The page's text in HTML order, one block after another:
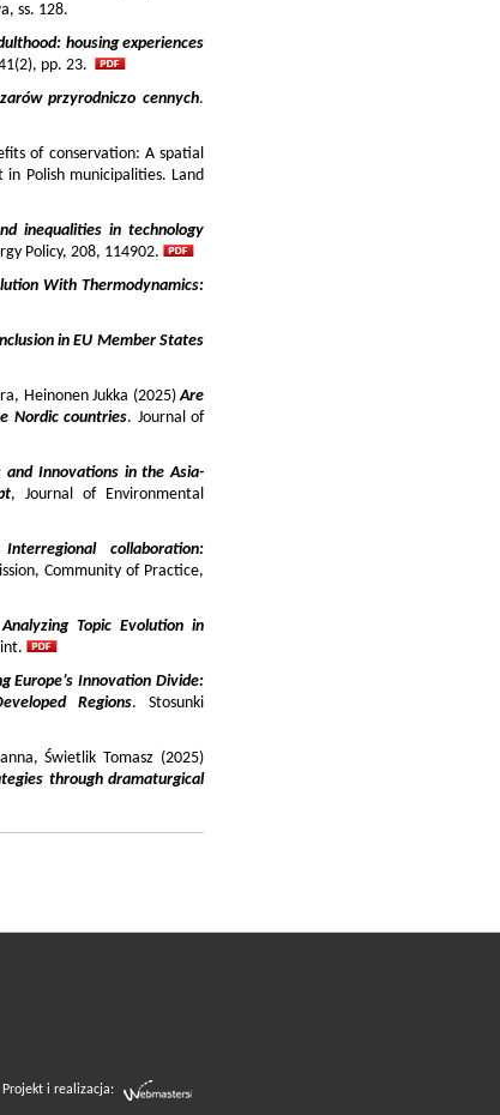
ss. 128.
housing experiences
pp. 23.
przyrodniczo cennych.
of conservation: A spatial
Polish municipalities. Land
inequalities in technology
Policy, 208, 114902.
With Thermodynamics:
in EU Member States
Heinonen Jukka (2025)Are
Nordic countries. Journal of
and Innovations in the Asia-
, Journal of Environmental
collaboration:
Community of Practice,
Topic Evolution in
Europe’s Innovation Divide:
Regions. Stosunki
Świetlik Tomasz (2025)
through dramaturgical
Projekt i realizacja: